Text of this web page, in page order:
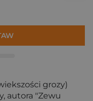
grozy)
autora "Zewu